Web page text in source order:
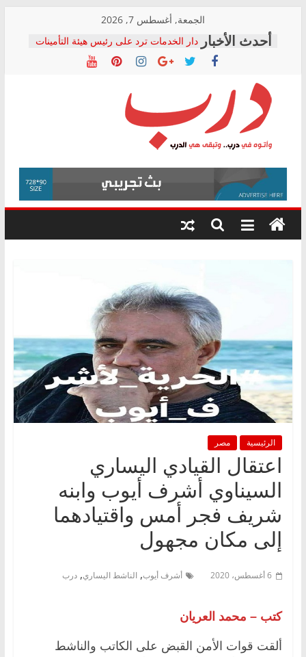
content
الجمعة, أغسطس 7, 2026
دار الخدمات ترد على رئيس هيئة التأمينات
بعد مؤتمره الصحفي: إنكار الأزمة لا ينهي
معاناة أصحاب المعاشات.. ونطالب بكشف
فرحات سليمان يكتب: القطاع الصحي إلى
أين؟
حزب التحالف الشعبي يطلق لجنة “الحق
في الصحة” بالإسكندرية لرصد الانتهاكات
ودعم المرضى
الوزاري لمدينة الصحفيين.. وانتهاء أعمال
إنشاء المبنى الإداري
المجلس القومي لحقوق الإنسان يعلن
متابعة قضية الدكتور محمد زهران.. ويؤكد:
قرينة البراءة وضمانات المحاكمة العادلة
درب
وأتوه
درب..
وتبقى
هي
الرئيسية مصر
اعتقال القيادي اليساري
السيناوي أشرف أيوب وابنه
شريف فجر أمس واقتيادهما
إلى مكان مجهول
6 أغسطس، 2020 أشرف أيوب, الناشط اليساري, درب
كتب – محمد العريان
ألقت قوات الأمن القبض على الكاتب والناشط